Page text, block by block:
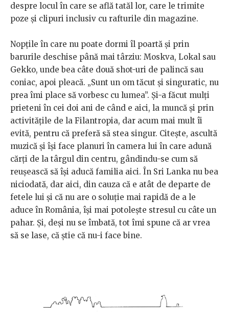
despre locul în care se află tatăl lor, care le trimite
poze și clipuri inclusiv cu rafturile din magazine.
Nopțile în care nu poate dormi îl poartă și prin
barurile deschise până mai târziu: Moskva, Lokal sau
Gekko, unde bea câte două shot-uri de palincă sau
coniac, apoi pleacă. „Sunt un om tăcut și singuratic, nu
prea îmi place să vorbesc cu lumea”. Și-a făcut mulți
prieteni în cei doi ani de când e aici, la muncă și prin
activitățile de la Filantropia, dar acum mai mult îi
evită, pentru că preferă să stea singur. Citește, ascultă
muzică și își face planuri în camera lui în care adună
cărți de la târgul din centru, gândindu-se cum să
reușească să își aducă familia aici. În Sri Lanka nu bea
niciodată, dar aici, din cauza că e atât de departe de
fetele lui și că nu are o soluție mai rapidă de a le
aduce în România, își mai potolește stresul cu câte un
pahar. Și, deși nu se îmbată, tot îmi spune că ar vrea
să se lase, că știe că nu-i face bine.